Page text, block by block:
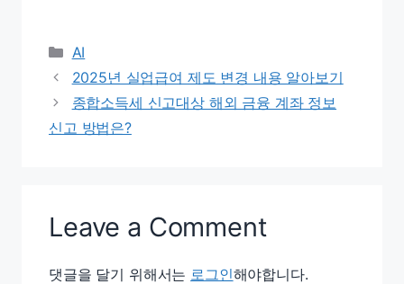
Categories
AI
2025년 실업급여 제도 변경 내용 알아보기
종합소득세 신고대상 해외 금융 계좌 정보
신고 방법은?
Leave a Comment
댓글을 달기 위해서는 로그인해야합니다.